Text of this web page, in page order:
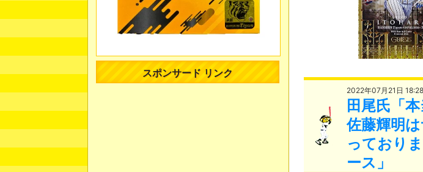
2022年07月21日 18:28
田尾氏「
佐藤輝明
っており
ース」
スポンサード リンク